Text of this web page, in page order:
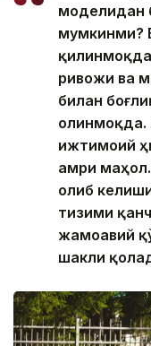
моделидан
мумкинми?
ривожи ва
билан
олинмоқда.
ижтимоий
амри
олиб
тизими
жамоавий
шакли